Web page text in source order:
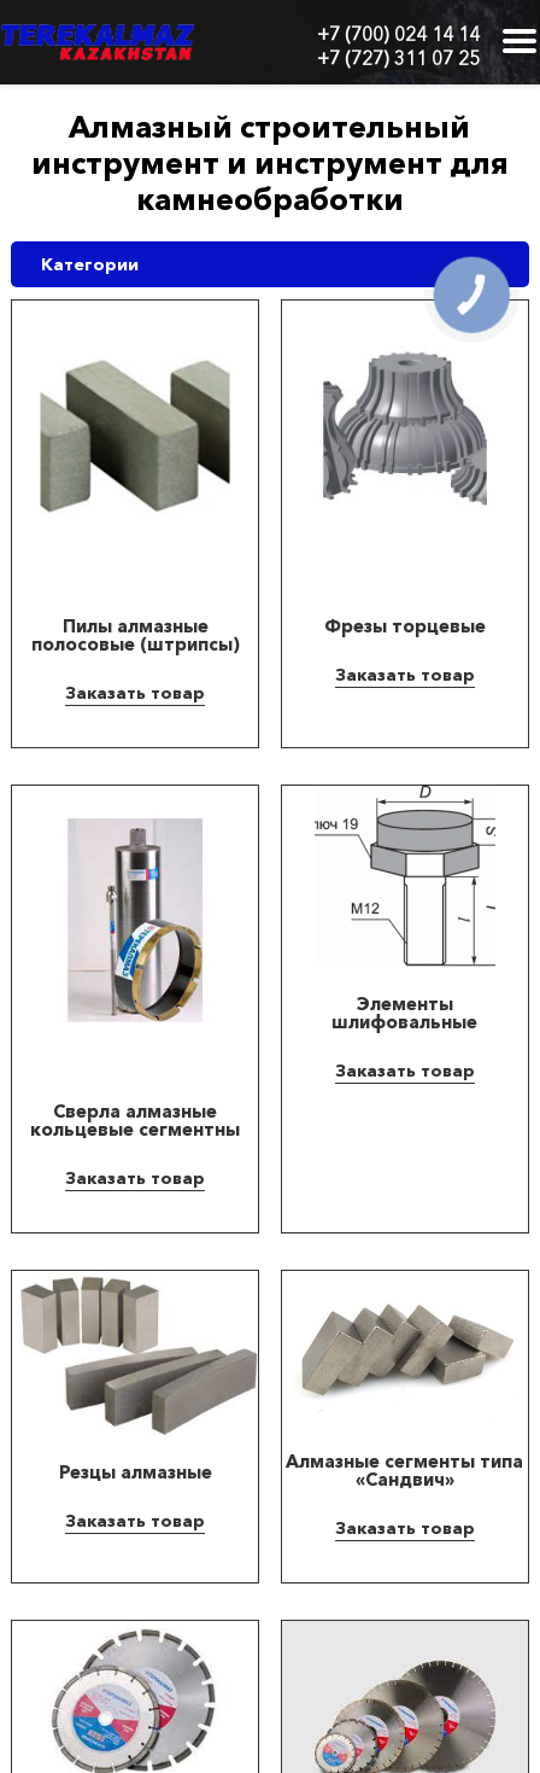
+7 (700) 024 14 14
+7 (727) 311 07 25
Алматы,
"Нурлы-
Тау",
"Б",
этаж,
605
Главная
Акции
Оставить
заявку
Алмазный строительный
инструмент и инструмент для
камнеобработки
Категории
Пилы алмазные
полосовые (штрипсы)
Заказать товар
Фрезы торцевые
Заказать товар
Сверла алмазные
кольцевые сегментны
Заказать товар
Элементы
шлифовальные
Заказать товар
Резцы алмазные
Заказать товар
Алмазные сегменты типа
«Cандвич»
Заказать товар
КНОПКА
СВЯЗИ